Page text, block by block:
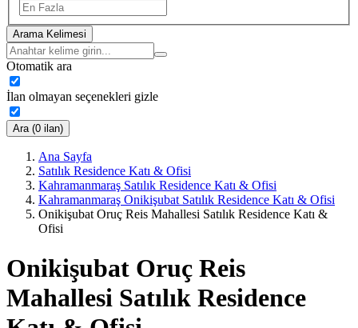
Arama Kelimesi
Otomatik ara
İlan olmayan seçenekleri gizle
Ara (0 ilan)
Ana Sayfa
Satılık Residence Katı & Ofisi
Kahramanmaraş Satılık Residence Katı & Ofisi
Kahramanmaraş Onikişubat Satılık Residence Katı & Ofisi
Onikişubat Oruç Reis Mahallesi Satılık Residence Katı &
Ofisi
Onikişubat Oruç Reis
Mahallesi Satılık Residence